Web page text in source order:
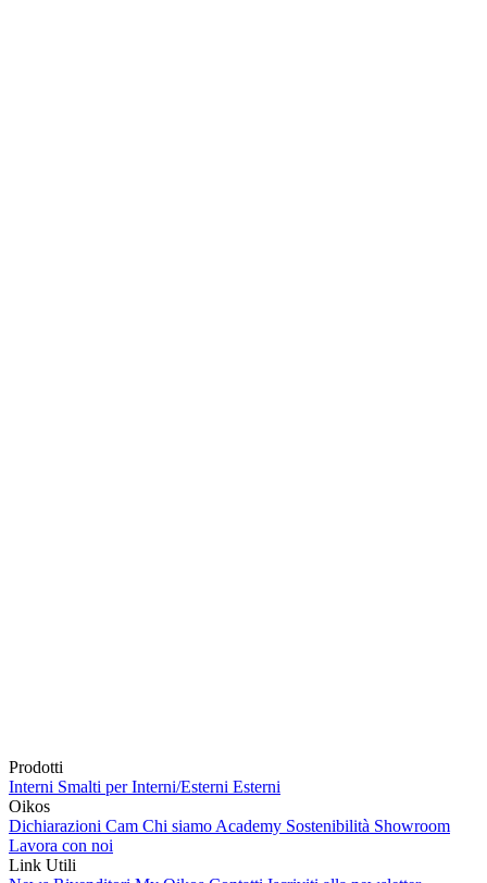
Prodotti
Interni Smalti per Interni/Esterni Esterni
Oikos
Dichiarazioni Cam Chi siamo Academy Sostenibilità Showroom
Lavora con noi
Link Utili